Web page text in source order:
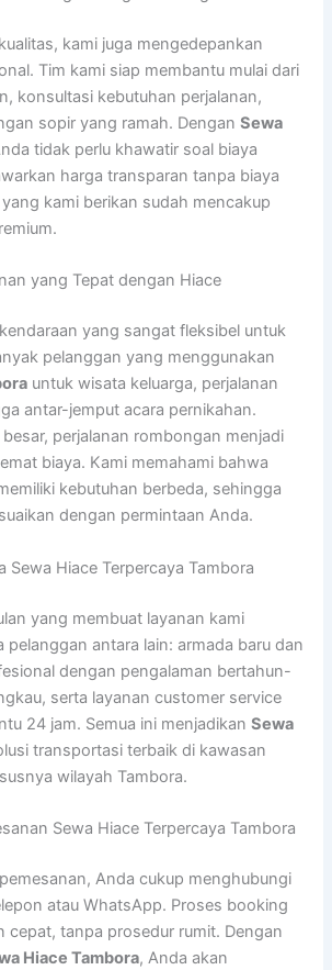
kami juga mengedepankan
Tim kami siap membantu mulai dari
konsultasi kebutuhan perjalanan,
sopir yang ramah. DenganSewa
tidak perlu khawatir soal biaya
harga transparan tanpa biaya
kami berikan sudah mencakup
yang Tepat dengan Hiace
yang sangat fleksibel untuk
pelanggan yang menggunakan
untuk wisata keluarga, perjalanan
antar-jemput acara pernikahan.
perjalanan rombongan menjadi
biaya. Kami memahami bahwa
kebutuhan berbeda, sehingga
dengan permintaan Anda.
Sewa Hiace Terpercaya Tambora
yang membuat layanan kami
pelanggan antara lain: armada baru dan
dengan pengalaman bertahun-
serta layanan customer service
24 jam. Semua ini menjadikanSewa
transportasi terbaik di kawasan
wilayah Tambora.
Sewa Hiace Terpercaya Tambora
Anda cukup menghubungi
atau WhatsApp. Proses booking
cepat, tanpa prosedur rumit. Dengan
Hiace Tambora, Anda akan